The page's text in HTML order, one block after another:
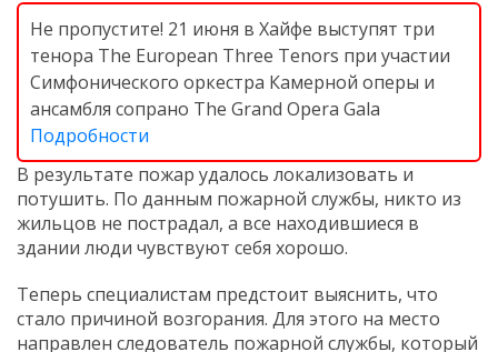
Не пропустите! 21 июня в Хайфе выступят три
тенора The European Three Tenors при участии
Симфонического оркестра Камерной оперы и
ансамбля сопрано The Grand Opera Gala
Подробности
В результате пожар удалось локализовать и
потушить. По данным пожарной службы, никто из
жильцов не пострадал, а все находившиеся в
здании люди чувствуют себя хорошо.
Теперь специалистам предстоит выяснить, что
стало причиной возгорания. Для этого на место
направлен следователь пожарной службы, который